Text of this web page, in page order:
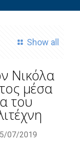
Show all
Νικόλα
μέσα
του
07/2019